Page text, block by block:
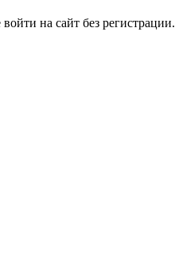
на сайт без регистрации.